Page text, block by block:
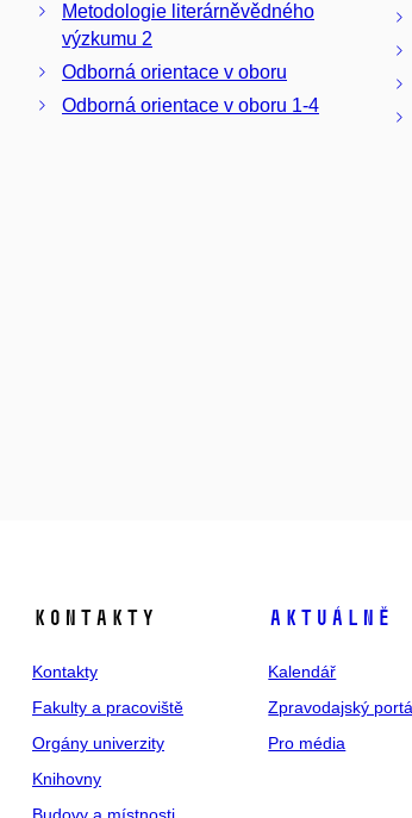
Metodologie literárněvědného
výzkumu 2
Odborná orientace v oboru
Odborná orientace v oboru 1-4
Kontakty
Kontakty
Fakulty a pracoviště
Orgány univerzity
Knihovny
Budovy a místnosti
Aktuálně
Kalendář
Zpravodajský
Pro média